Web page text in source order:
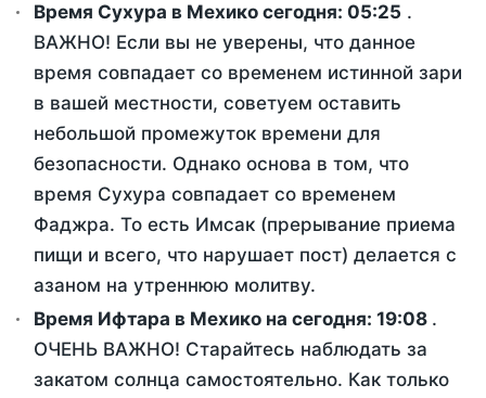
Время Сухура в Мехико сегодня: 05:25 .
ВАЖНО! Если вы не уверены, что данное
время совпадает со временем истинной зари
в вашей местности, советуем оставить
небольшой промежуток времени для
безопасности. Однако основа в том, что
время Сухура совпадает со временем
Фаджра. То есть Имсак (прерывание приема
пищи и всего, что нарушает пост) делается с
азаном на утреннюю молитву.
Время Ифтара в Мехико на сегодня: 19:08 .
ОЧЕНЬ ВАЖНО! Старайтесь наблюдать за
закатом солнца самостоятельно. Как только